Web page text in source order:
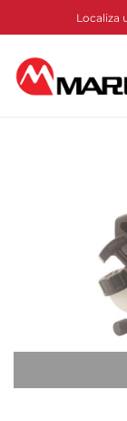
Localiza